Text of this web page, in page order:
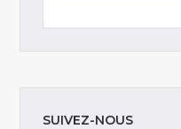
SUIVEZ-NOUS